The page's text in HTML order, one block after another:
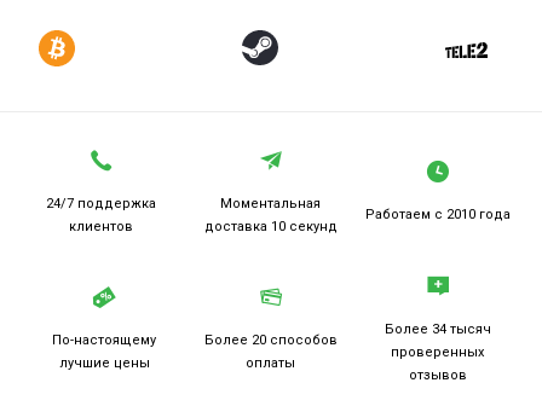
24/7 поддержка
клиентов
Моментальная
доставка 10 секунд
Работаем с 2010 года
По-настоящему
лучшие цены
Более 20 способов
оплаты
Более 34 тысяч
проверенных
отзывов